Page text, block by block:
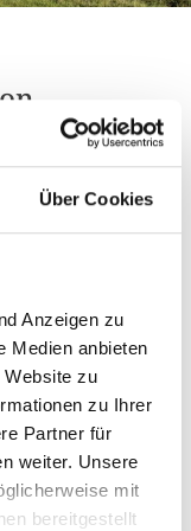
Über Cookies
Anzeigen zu
Medien anbieten
Website zu
zu Ihrer
Partner für
weiter. Unsere
mit
bereitgestellt
200 m²